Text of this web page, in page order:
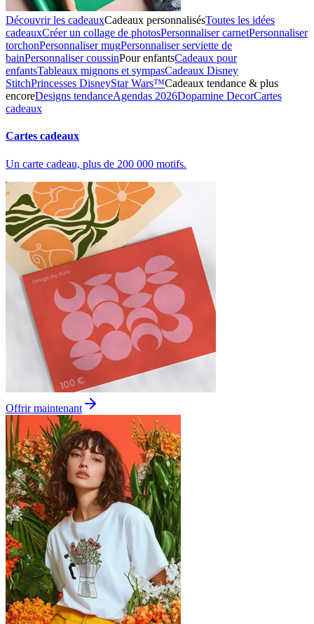
Découvrir les cadeauxCadeaux personnalisésToutes les idées
cadeauxCréer un collage de photosPersonnaliser carnetPersonnaliser
torchonPersonnaliser mugPersonnaliser serviette de
bainPersonnaliser coussinPour enfantsCadeaux pour
enfantsTableaux mignons et sympasCadeaux Disney
StitchPrincesses DisneyStar Wars™Cadeaux tendance & plus
encoreDesigns tendanceAgendas 2026Dopamine DecorCartes
cadeaux
Cartes cadeaux
Un carte cadeau, plus de 200 000 motifs.
Offrir maintenant